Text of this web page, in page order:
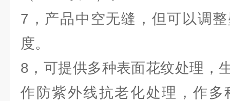
7，产品中空无缝，但可以调
度。
8，可提供多种表面花纹处理，
作防紫外线抗老化处理，作多